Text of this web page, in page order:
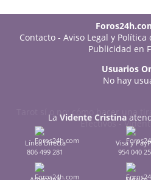
Contacto -Aviso Legal y Política
Publicidad en
Usuarios
No hay
Tarot sí o no: cómo hacer una
Efectivos-
La Vidente Cristina
Línea Directa
806 499 281
Visa y
954 040